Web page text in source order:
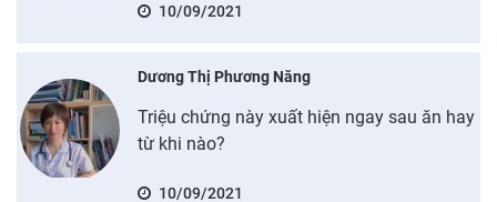
10/09/2021
Dương Thị Phương Năng
Triệu chứng này xuất hiện ngay sau ăn hay
từ khi nào?
10/09/2021